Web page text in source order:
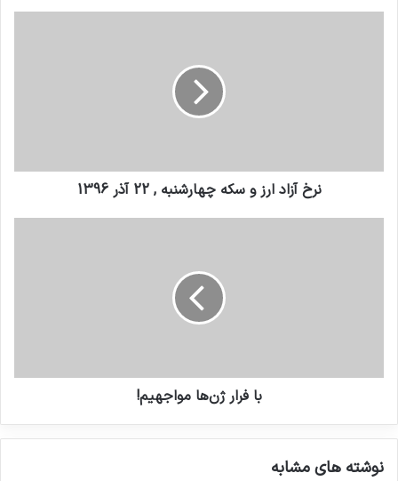
نرخ آزاد ارز و سکه چهارشنبه , 22 آذر 1396
با فرار ژن‌ها مواجهیم!
نوشته های مشابه